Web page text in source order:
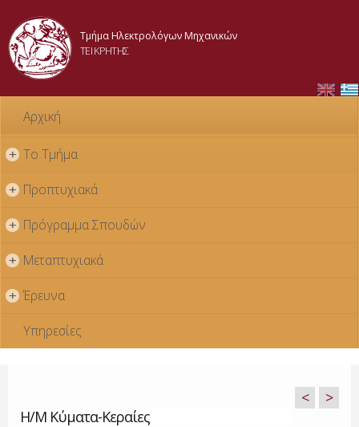
κυρίως
Τμήμα Ηλεκτρολόγων Μηχανικών
ΤΕΙ ΚΡΗΤΗΣ
Αρχική
+ Το Τμήμα
+ Προπτυχιακά
+ Πρόγραμμα Σπουδών
+ Μεταπτυχιακά
+ Έρευνα
Υπηρεσίες
Η/Μ Κύματα-Κεραίες
< >